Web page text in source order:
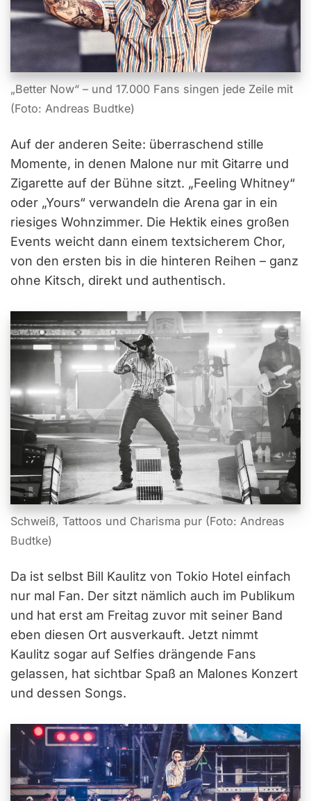
„Better Now“ – und 17.000 Fans singen jede Zeile mit
(Foto: Andreas Budtke)
Auf der anderen Seite: überraschend stille
Momente, in denen Malone nur mit Gitarre und
Zigarette auf der Bühne sitzt. „Feeling Whitney“
oder „Yours“ verwandeln die Arena gar in ein
riesiges Wohnzimmer. Die Hektik eines großen
Events weicht dann einem textsicherem Chor,
von den ersten bis in die hinteren Reihen – ganz
ohne Kitsch, direkt und authentisch.
Schweiß, Tattoos und Charisma pur (Foto: Andreas
Budtke)
Da ist selbst Bill Kaulitz von Tokio Hotel einfach
nur mal Fan. Der sitzt nämlich auch im Publikum
und hat erst am Freitag zuvor mit seiner Band
eben diesen Ort ausverkauft. Jetzt nimmt
Kaulitz sogar auf Selfies drängende Fans
gelassen, hat sichtbar Spaß an Malones Konzert
und dessen Songs.